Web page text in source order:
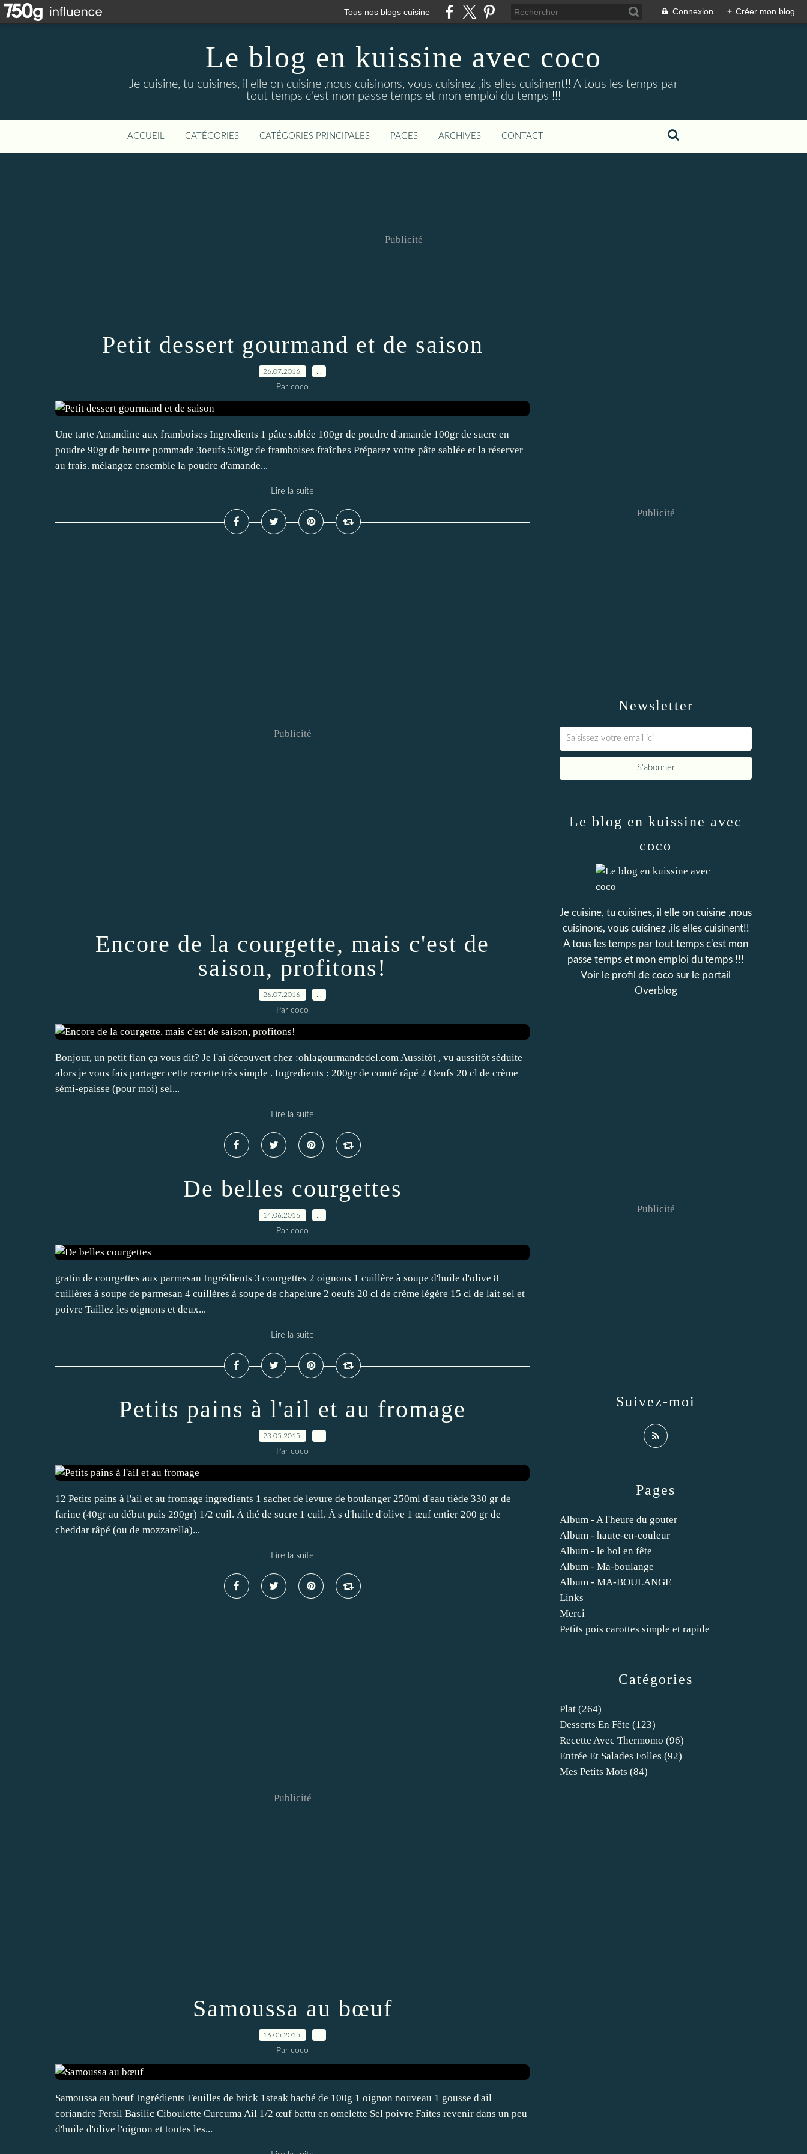
Tous nos blogs cuisine Connexion + Créer mon blog
Le blog en kuissine avec coco
Je cuisine, tu cuisines, il elle on cuisine ,nous cuisinons, vous cuisinez ,ils elles cuisinent!! A tous les temps par
tout temps c'est mon passe temps et mon emploi du temps !!!
ACCUEIL CATÉGORIES CATÉGORIES PRINCIPALES PAGES ARCHIVES CONTACT
Publicité
Petit dessert gourmand et de saison
26.07.2016
Par coco
Une tarte Amandine aux framboises Ingredients 1 pâte sablée 100gr de poudre d'amande 100gr de sucre en
poudre 90gr de beurre pommade 3oeufs 500gr de framboises fraîches Préparez votre pâte sablée et la réserver
au frais. mélangez ensemble la poudre d'amande...
Lire la suite
Publicité
Encore de la courgette, mais c'est de
saison, profitons!
26.07.2016
Par coco
Bonjour, un petit flan ça vous dit? Je l'ai découvert chez :ohlagourmandedel.com Aussitôt , vu aussitôt séduite
alors je vous fais partager cette recette très simple . Ingredients : 200gr de comté râpé 2 Oeufs 20 cl de crème
sémi-epaisse (pour moi) sel...
Lire la suite
De belles courgettes
14.06.2016
Par coco
gratin de courgettes aux parmesan Ingrédients 3 courgettes 2 oignons 1 cuillère à soupe d'huile d'olive 8
cuillères à soupe de parmesan 4 cuillères à soupe de chapelure 2 oeufs 20 cl de crème légère 15 cl de lait sel et
poivre Taillez les oignons et deux...
Lire la suite
Petits pains à l'ail et au fromage
23.05.2015
Par coco
12 Petits pains à l'ail et au fromage ingredients 1 sachet de levure de boulanger 250ml d'eau tiède 330 gr de
farine (40gr au début puis 290gr) 1/2 cuil. À thé de sucre 1 cuil. À s d'huile d'olive 1 œuf entier 200 gr de
cheddar râpé (ou de mozzarella)...
Lire la suite
Publicité
Samoussa au bœuf
16.05.2015
Par coco
Samoussa au bœuf Ingrédients Feuilles de brick 1steak haché de 100g 1 oignon nouveau 1 gousse d'ail
coriandre Persil Basilic Ciboulette Curcuma Ail 1/2 œuf battu en omelette Sel poivre Faites revenir dans un peu
d'huile d'olive l'oignon et toutes les...
Newsletter
Publicité
Catégories
Plat (264)
Desserts En Fête (123)
Recette Avec Thermomo (96)
Entrée Et Salades Folles (92)
Mes Petits Mots (84)
Pages
Album - A l'heure du gouter
Album - haute-en-couleur
Album - le bol en fête
Album - Ma-boulange
Album - MA-BOULANGE
Links
Merci
Petits pois carottes simple et rapide
Le blog en kuissine avec
coco
Je cuisine, tu cuisines, il elle on cuisine ,nous
cuisinons, vous cuisinez ,ils elles cuisinent!!
A tous les temps par tout temps c'est mon
passe temps et mon emploi du temps !!!
Voir le profil de coco sur le portail
Overblog
Suivez-moi
Publicité